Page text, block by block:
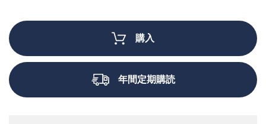
購入
年間定期購読